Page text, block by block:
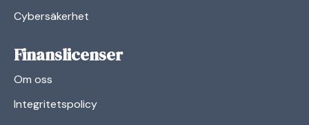
Cybersäkerhet
Finanslicenser
Om oss
Integritetspolicy